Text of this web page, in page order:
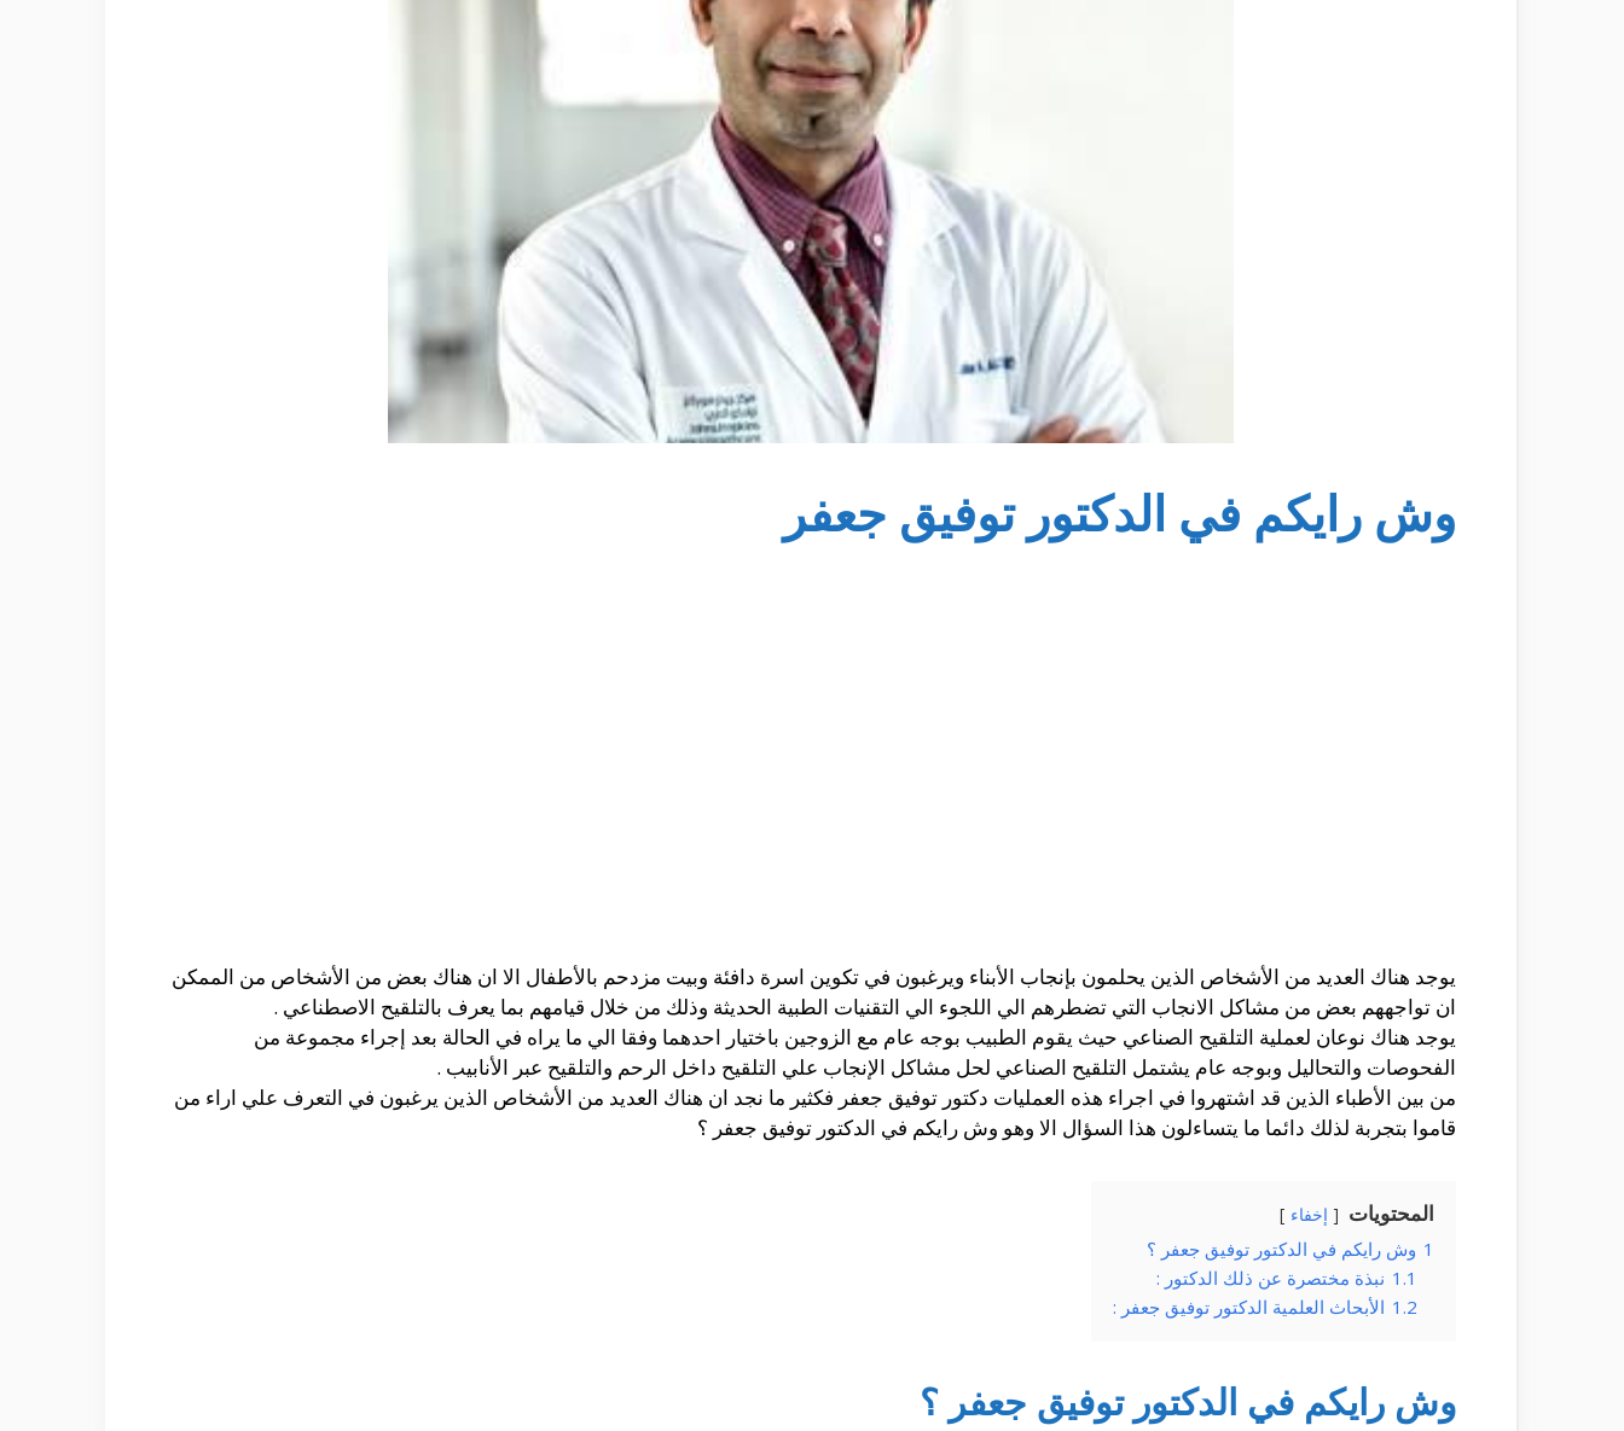
وش رايكم في الدكتور توفيق جعفر
يوجد هناك العديد من الأشخاص الذين يحلمون بإنجاب الأبناء ويرغبون في تكوين اسرة دافئة وبيت مزدحم بالأطفال الا ان هناك بعض من الأشخاص من الممكن
ان تواجههم بعض من مشاكل الانجاب التي تضطرهم الي اللجوء الي التقنيات الطبية الحديثة وذلك من خلال قيامهم بما يعرف بالتلقيح الاصطناعي .
يوجد هناك نوعان لعملية التلقيح الصناعي حيث يقوم الطبيب بوجه عام مع الزوجين باختيار احدهما وفقا الي ما يراه في الحالة بعد إجراء مجموعة من
الفحوصات والتحاليل وبوجه عام يشتمل التلقيح الصناعي لحل مشاكل الإنجاب علي التلقيح داخل الرحم والتلقيح عبر الأنابيب .
من بين الأطباء الذين قد اشتهروا في اجراء هذه العمليات دكتور توفيق جعفر فكثير ما نجد ان هناك العديد من الأشخاص الذين يرغبون في التعرف علي اراء من
قاموا بتجربة لذلك دائما ما يتساءلون هذا السؤال الا وهو وش رايكم في الدكتور توفيق جعفر ؟
المحتويات إخفاء
1 وش رايكم في الدكتور توفيق جعفر ؟
1.1 نبذة مختصرة عن ذلك الدكتور :
1.2 الأبحاث العلمية الدكتور توفيق جعفر :
وش رايكم في الدكتور توفيق جعفر ؟